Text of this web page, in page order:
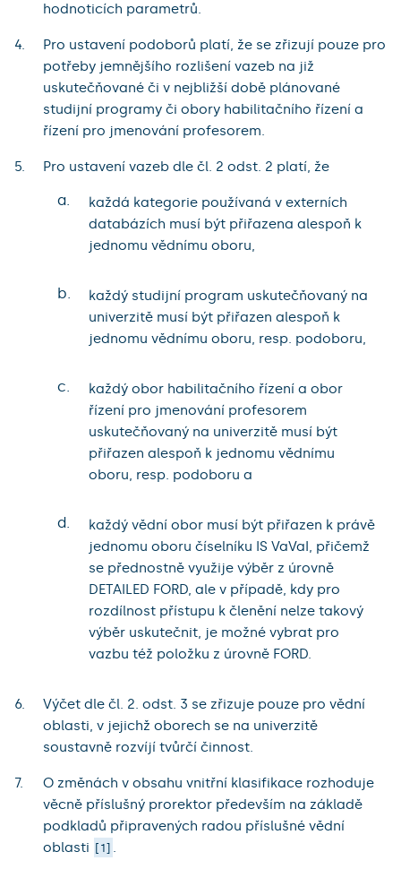
hodnoticích parametrů.
Pro ustavení podoborů platí, že se zřizují pouze pro
potřeby jemnějšího rozlišení vazeb na již
uskutečňované či v nejbližší době plánované
studijní programy či obory habilitačního řízení a
řízení pro jmenování profesorem.
Pro ustavení vazeb dle čl. 2 odst. 2 platí, že
a.
každá kategorie používaná v externích
databázích musí být přiřazena alespoň k
jednomu vědnímu oboru,
b.
každý studijní program uskutečňovaný na
univerzitě musí být přiřazen alespoň k
jednomu vědnímu oboru, resp. podoboru,
c.
každý obor habilitačního řízení a obor
řízení pro jmenování profesorem
uskutečňovaný na univerzitě musí být
přiřazen alespoň k jednomu vědnímu
oboru, resp. podoboru a
d.
každý vědní obor musí být přiřazen k právě
jednomu oboru číselníku IS VaVaI, přičemž
se přednostně využije výběr z úrovně
DETAILED FORD, ale v případě, kdy pro
rozdílnost přístupu k členění nelze takový
výběr uskutečnit, je možné vybrat pro
vazbu též položku z úrovně FORD.
Výčet dle čl. 2. odst. 3 se zřizuje pouze pro vědní
oblasti, v jejichž oborech se na univerzitě
soustavně rozvíjí tvůrčí činnost.
O změnách v obsahu vnitřní klasifikace rozhoduje
věcně příslušný prorektor především na základě
podkladů připravených radou příslušné vědní
oblasti
1 .